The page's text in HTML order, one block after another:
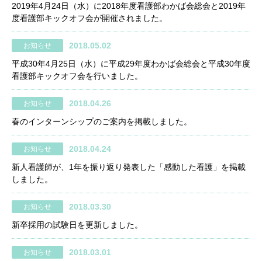
2019年4月24日（水）に2018年度看護部わかば会総会と2019年
度看護部キックオフ会が開催されました。
お知らせ
2018.05.02
平成30年4月25日（水）に平成29年度わかば会総会と平成30年度
看護部キックオフ会を行いました。
お知らせ
2018.04.26
春のインターンシップのご案内を掲載しました。
お知らせ
2018.04.24
新人看護師が、1年を振り返り発表した「感動した看護」を掲載
しました。
お知らせ
2018.03.30
新卒採用の試験日を更新しました。
お知らせ
2018.03.01